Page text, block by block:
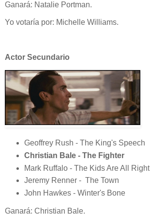
Ganará: Natalie Portman.
Yo votaría por: Michelle Williams.
Actor Secundario
Geoffrey Rush - The King's Speech
Christian Bale - The Fighter
Mark Ruffalo - The Kids Are All Right
Jeremy Renner - The Town
John Hawkes - Winter's Bone
Ganará: Christian Bale.